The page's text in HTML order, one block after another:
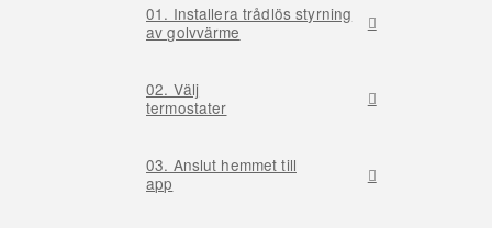
01. Installera trådlös styrning
av golvvärme
02. Välj
termostater
03. Anslut hemmet till
app